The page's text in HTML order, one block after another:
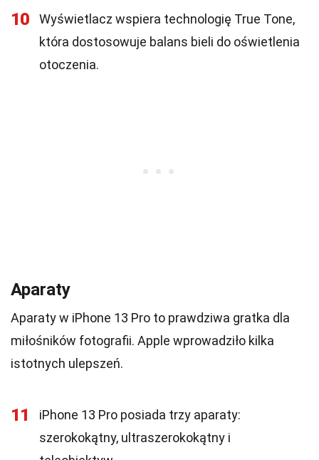
10
Wyświetlacz wspiera technologię True Tone,
która dostosowuje balans bieli do oświetlenia
otoczenia.
Aparaty
Aparaty w iPhone 13 Pro to prawdziwa gratka dla
miłośników fotografii. Apple wprowadziło kilka
istotnych ulepszeń.
11
iPhone 13 Pro posiada trzy aparaty:
szerokokątny, ultraszerokokątny i